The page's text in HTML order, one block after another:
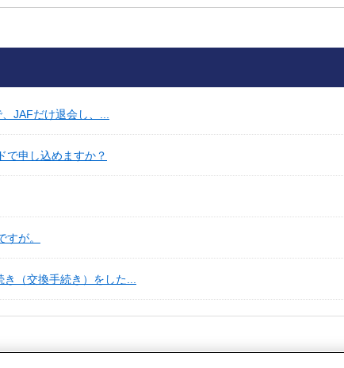
JAFだけ退会し、...
で申し込めますか？
が。
（交換手続き）をした...